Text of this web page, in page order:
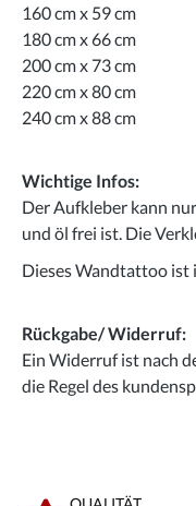
160 cm x 59 cm
180 cm x 66 cm
200 cm x 73 cm
220 cm x 80 cm
240 cm x 88 cm
Wichtige Infos:
Der Aufkleber kann
und öl frei ist. Die
Dieses Wandtattoo ist
Rückgabe/ Widerruf:
Ein Widerruf ist nach
die Regel des